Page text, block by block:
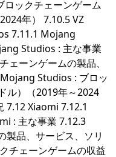
ロックチェーンゲーム
年） 7.10.5 VZ
7.11.1 Mojang
Studios : 主な事業
ーンゲームの製品、
Studios : ブロッ
ル）（2019年～2024
7.12 Xiaomi 7.12.1
: 主な事業 7.12.3
製品、サービス、ソリ
チェーンゲームの収益